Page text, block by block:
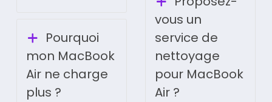
Pourquoi
mon MacBook
Air ne charge
plus ?
vous un
service de
nettoyage
pour MacBook
Air ?